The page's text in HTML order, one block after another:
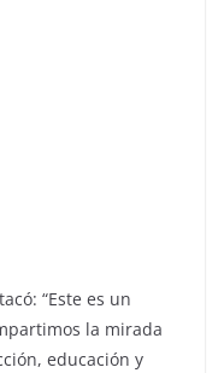
“Este es un
la mirada
educación y